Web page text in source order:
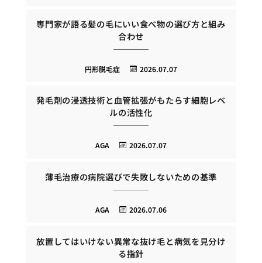
専門家が語る髪の毛にいい食べ物の選び方と組み
合わせ
2026.07.07
円形脱毛症
発毛剤の浸透技術と血管拡張がもたらす細胞レベ
ルの活性化
2026.07.07
AGA
薄毛治療の病院選びで失敗しないための基準
2026.07.06
AGA
放置してはいけない異常な抜け毛と病気を見分け
る指針